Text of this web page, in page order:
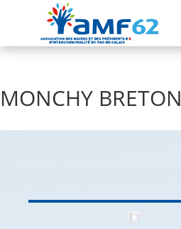
MONCHY BRETON